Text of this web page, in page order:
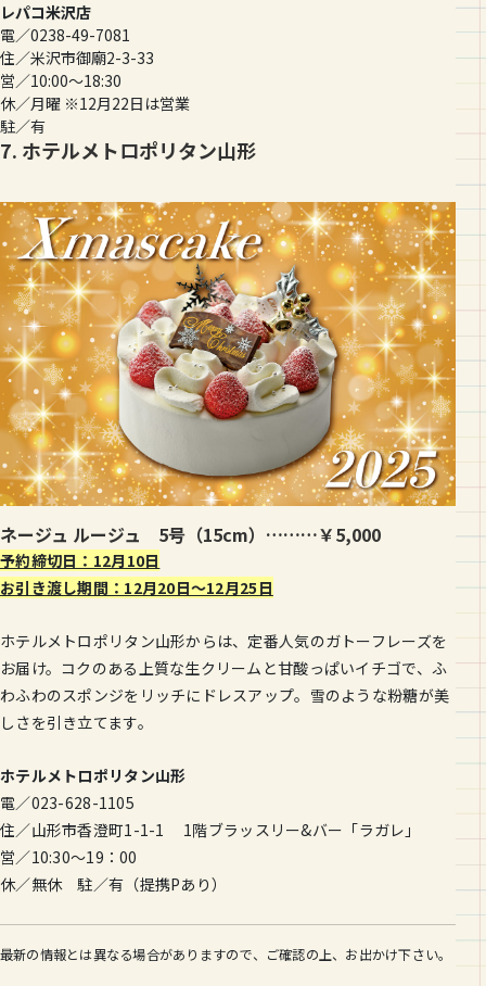
レパコ米沢店
電／0238-49-7081
住／米沢市御廟2-3-33
営／10:00〜18:30
休／月曜 ※12月22日は営業
駐／有
7. ホテルメトロポリタン山形
ネージュ ルージュ 5号（15cm）………￥5,000
予約締切日：12月10日
お引き渡し期間：12月20日〜12月25日
ホテルメトロポリタン山形からは、定番人気のガトーフレーズを
お届け。コクのある上質な生クリームと甘酸っぱいイチゴで、ふ
わふわのスポンジをリッチにドレスアップ。雪のような粉糖が美
しさを引き立てます。
ホテルメトロポリタン山形
電／023-628-1105
住／山形市香澄町1-1-1 1階ブラッスリー&バー「ラガレ」
営／10:30～19：00
休／無休 駐／有（提携Pあり）
最新の情報とは異なる場合がありますので、ご確認の上、お出かけ下さい。